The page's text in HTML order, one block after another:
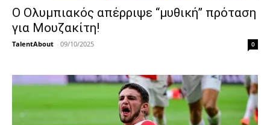
Ο Ολυμπιακός απέρριψε “μυθική” πρόταση
για Μουζακίτη!
TalentAbout - 09/10/2025 0